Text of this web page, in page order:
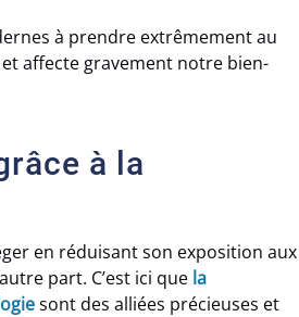
à prendre extrêmement au
affecte gravement notre bien-
à la
en réduisant son exposition aux
part. C’est ici que la
sont des alliées précieuses et